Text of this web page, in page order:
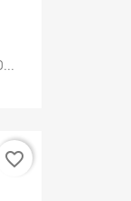
favorite_border